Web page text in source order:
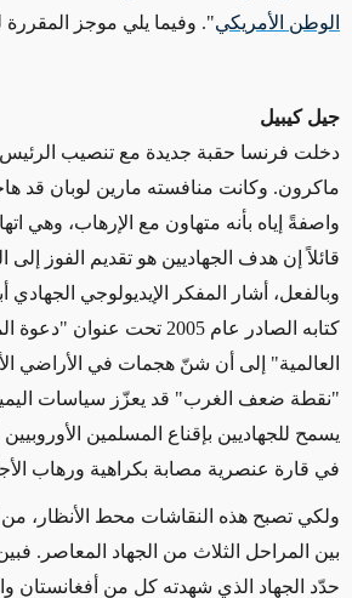
الوطن الأمريكي". وفيما يلي موجز المقررة
جيل كيبيل
دخلت فرنسا حقبة جديدة مع تنصيب الرئيس
ماكرون. وكانت منافسته مارين لوبان قد
واصفةً إياه بأنه متهاون مع الإرهاب، وهي
قائلاً إن هدف الجهاديين هو تقديم الفوز
وبالفعل، أشار المفكر الإيديولوجي
كتابه الصادر عام 2005 تحت
العالمية" إلى أن شنّ هجمات في الأراضي
"نقطة ضعف الغرب" قد يعزّز سياسات
يسمح للجهاديين بإقناع المسلمين
في قارة عنصرية مصابة بكراهية ورهاب
ولكي تصبح هذه النقاشات محط الأنظار، من
حدّد الجهاد الذي شهدته كل من أفغانستان